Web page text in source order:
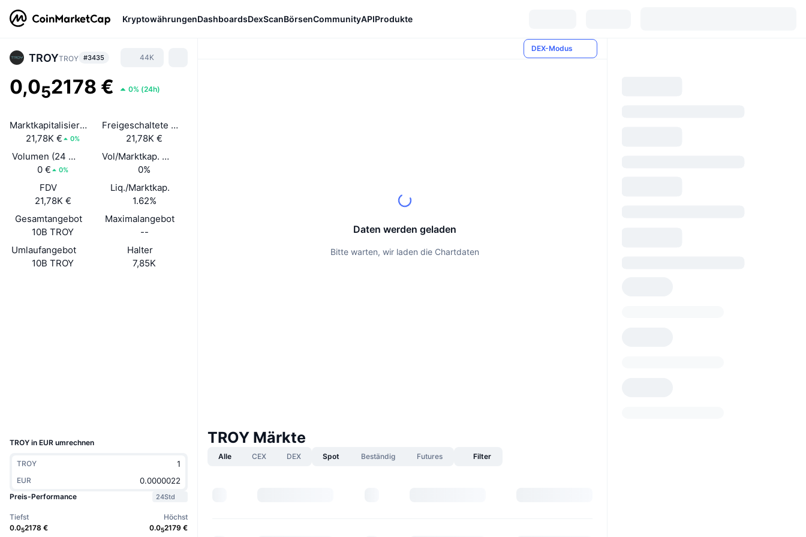
KryptowährungenDashboardsDexScanBörsenCommunityAPIProdukte
TROYTROY #3435 44K
0,052178 € 0% (24h)
Marktkapitalisierung
21,78K €
0%
Freigeschaltete Marktkapitalisierung
21,78K €
Volumen (24 Std.)
0 €
0%
Vol/Marktkap. (24 h)
0%
FDV
21,78K €
Liq./Marktkap.
1.62%
Gesamtangebot
10B TROY
Maximalangebot
--
Umlaufangebot
10B TROY
Halter
7,85K
TROY in EUR umrechnen
TROY
EUR
Preis-Performance
24Std
Tiefst
0.052178 €
Höchst
0.052179 €
DEX-Modus
Daten werden geladen
Bitte warten, wir laden die Chartdaten
TROY Märkte
Alle CEX DEX Spot Beständig Futures Filter